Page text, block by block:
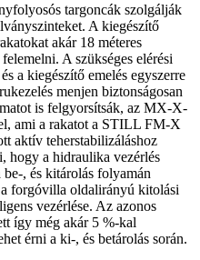
targoncák szolgálják
A kiegészítő
akár 18 méteres
A szükséges elérési
a kiegészítő emelés egyszerre
menjen biztonságosan
is felgyorsítsák, az MX-X-
ami a rakatot a STILL FM-X
aktív teherstabilizáláshoz
hogy a hidraulika vezérlés
, és kitárolás folyamán
forgóvilla oldalirányú kitolási
vezérlése. Az azonos
így még akár 5 %-kal
érni a ki-, és betárolás során.